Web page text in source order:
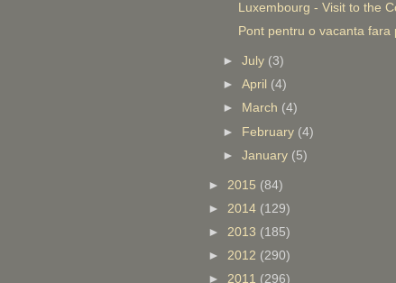
Luxembourg - Visit to the
Pont pentru o vacanta fara
►July (3)
►April (4)
►
March (4)
► February (4)
►January (5)
► 2015 (84)
► 2014 (129)
► 2013 (185)
► 2012 (290)
► 2011 (296)